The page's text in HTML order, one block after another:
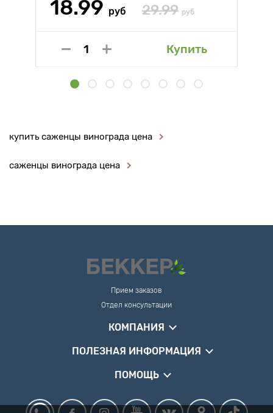
18.99 руб 29.99 руб
Купить
купить саженцы винограда цена
саженцы винограда цена
Прием заказов
Отдел консультации
КОМПАНИЯ
ПОЛЕЗНАЯ ИНФОРМАЦИЯ
ПОМОЩЬ